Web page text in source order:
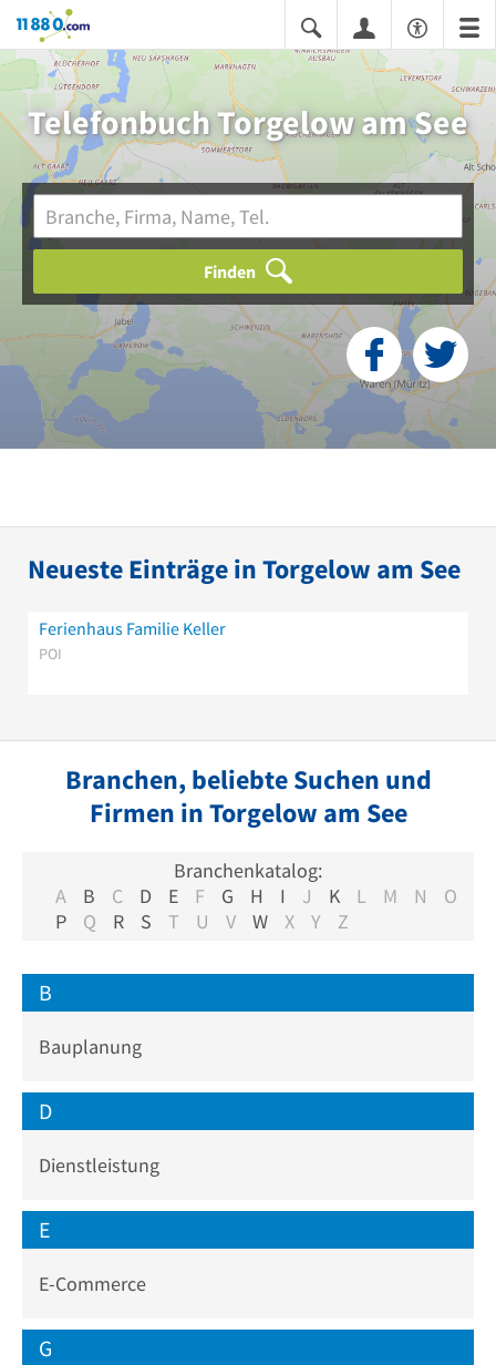
11880.com
Telefonbuch Torgelow am See
Finden
Neueste Einträge in Torgelow am See
Ferienhaus Familie Keller
POI
Branchen, beliebte Suchen und
Firmen in Torgelow am See
Branchenkatalog:
A
B C D E F G H I J K L M N
O
P
Q R S T U V W X Y Z
B
Bauplanung
D
Dienstleistung
E
E-Commerce
G